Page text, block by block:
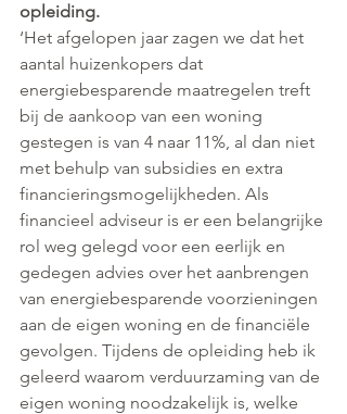
opleiding.
‘Het afgelopen jaar zagen we dat het
aantal huizenkopers dat
energiebesparende maatregelen treft
bij de aankoop van een woning
gestegen is van 4 naar 11%, al dan niet
met behulp van subsidies en extra
financieringsmogelijkheden. Als
financieel adviseur is er een belangrijke
rol weg gelegd voor een eerlijk en
gedegen advies over het aanbrengen
van energiebesparende voorzieningen
aan de eigen woning en de financiële
gevolgen. Tijdens de opleiding heb ik
geleerd waarom verduurzaming van de
eigen woning noodzakelijk is, welke